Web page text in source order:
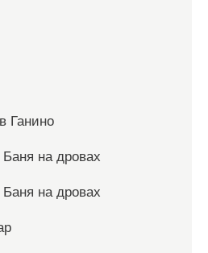
Ганино
на дровах
на дровах